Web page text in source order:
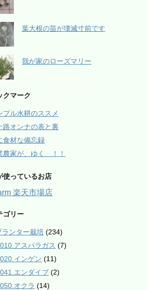
葉大根の苗が壊滅寸前です
我が家のローズマリー
クマーク
プル水耕のススメ
路オンナの表と裏
食材な備忘録
農家が、ゆく ！！
使っているお店
楽天市場店
ゴリー
ランター栽培 (234)
アスパラガス (7)
インゲン (11)
エンダイブ (2)
オクラ (14)